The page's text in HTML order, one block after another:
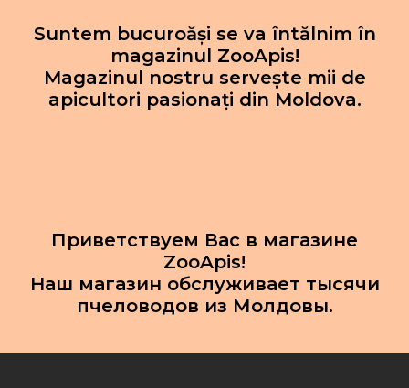
Suntem bucuroăși se va întălnim în
magazinul ZooApis!
Magazinul nostru servește mii de
apicultori pasionați din Moldova.
Приветствуем Вас в магазине
ZooApis!
Наш магазин обслуживает тысячи
пчеловодов из Молдовы.